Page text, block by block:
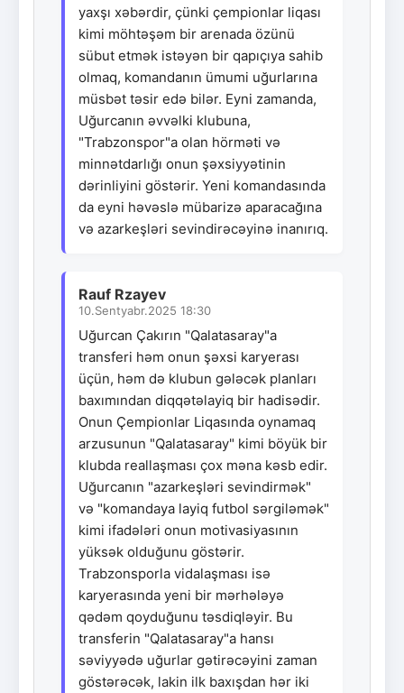
yaxşı xəbərdir, çünki çempionlar liqası
kimi möhtəşəm bir arenada özünü
sübut etmək istəyən bir qapıçıya sahib
olmaq, komandanın ümumi uğurlarına
müsbət təsir edə bilər. Eyni zamanda,
Uğurcanın əvvəlki klubuna,
"Trabzonspor"a olan hörməti və
minnətdarlığı onun şəxsiyyətinin
dərinliyini göstərir. Yeni komandasında
da eyni həvəslə mübarizə aparacağına
və azarkeşləri sevindirəcəyinə inanırıq.
Rauf Rzayev
10.Sentyabr.2025 18:30
Uğurcan Çakırın "Qalatasaray"a
transferi həm onun şəxsi karyerası
üçün, həm də klubun gələcək planları
baxımından diqqətəlayiq bir hadisədir.
Onun Çempionlar Liqasında oynamaq
arzusunun "Qalatasaray" kimi böyük bir
klubda reallaşması çox məna kəsb edir.
Uğurcanın "azarkeşləri sevindirmək"
və "komandaya layiq futbol sərgiləmək"
kimi ifadələri onun motivasiyasının
yüksək olduğunu göstərir.
Trabzonsporla vidalaşması isə
karyerasında yeni bir mərhələyə
qədəm qoyduğunu təsdiqləyir. Bu
transferin "Qalatasaray"a hansı
səviyyədə uğurlar gətirəcəyini zaman
göstərəcək, lakin ilk baxışdan hər iki